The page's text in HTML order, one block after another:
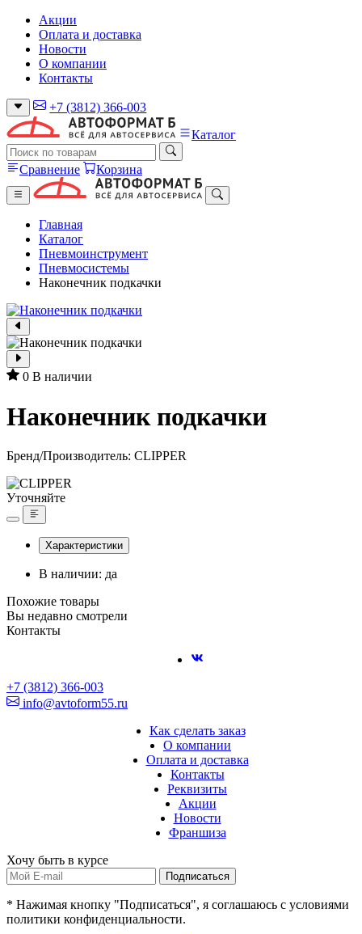
Акции
Оплата и доставка
Новости
О компании
Контакты
+7 (3812) 366-003
Каталог
Сравнение Корзина
Главная
Каталог
Пневмоинструмент
Пневмосистемы
Наконечник подкачки
0 В наличии
Наконечник подкачки
Бренд/Производитель: CLIPPER
Уточняйте
Характеристики
В наличии: да
Похожие товары
Вы недавно смотрели
Контакты
+7 (3812) 366-003
info@avtoform55.ru
Как сделать заказ
О компании
Оплата и доставка
Контакты
Реквизиты
Акции
Новости
Франшиза
Хочу быть в курсе
Подписаться
* Нажимая кнопку "Подписаться", я соглашаюсь с условиями
политики конфиденциальности.